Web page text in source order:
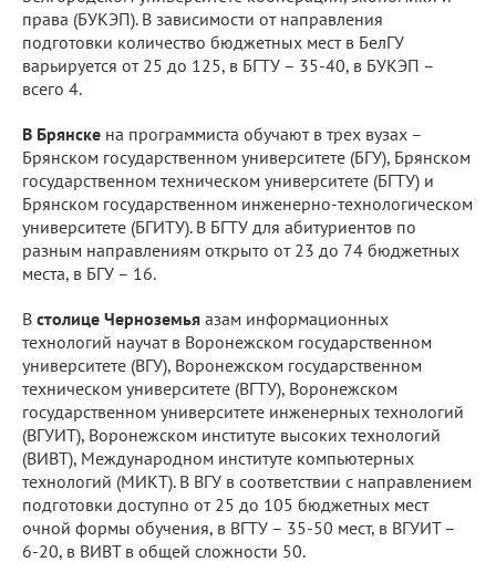
права (БУКЭП). В зависимости от направления
подготовки количество бюджетных мест в БелГУ
варьируется от 25 до 125, в БГТУ – 35-40, в БУКЭП –
всего 4.
В Брянске на программиста обучают в трех вузах –
Брянском государственном университете (БГУ), Брянском
государственном техническом университете (БГТУ) и
Брянском государственном инженерно-технологическом
университете (БГИТУ). В БГТУ для абитуриентов по
разным направлениям открыто от 23 до 74 бюджетных
места, в БГУ – 16.
В столице Черноземья азам информационных
технологий научат в Воронежском государственном
университете (ВГУ), Воронежском государственном
техническом университете (ВГТУ), Воронежском
государственном университете инженерных технологий
(ВГУИТ), Воронежском институте высоких технологий
(ВИВТ), Международном институте компьютерных
технологий (МИКТ). В ВГУ в соответствии с направлением
подготовки доступно от 25 до 105 бюджетных мест
очной формы обучения, в ВГТУ – 35-50 мест, в ВГУИТ –
6-20, в ВИВТ в общей сложности 50.